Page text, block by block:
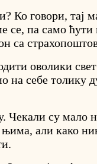
Ко говори, тај
се, па само
са
оволики
на себе толику
Чекали су мало
али како